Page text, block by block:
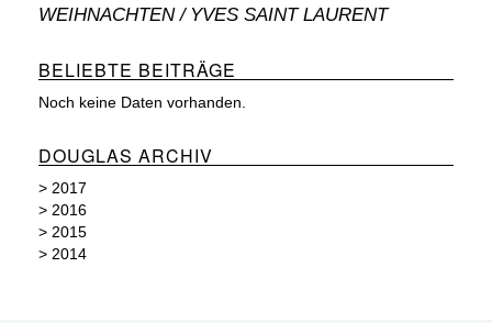
WEIHNACHTEN YVES SAINT LAURENT
BELIEBTE BEITRÄGE
Noch keine Daten vorhanden.
DOUGLAS ARCHIV
> 2017
> 2016
> 2015
> 2014